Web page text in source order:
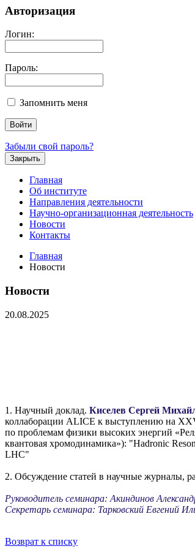
Авторизация
Логин:
Пароль:
Запомнить меня
Забыли свой пароль?
Закрыть
Главная
Об институте
Направления деятельности
Научно-организационная деятельность
Новости
Контакты
Главная
Новости
Новости
20.08.2025
1. Научный доклад. Киселев Сергей
коллаборации ALICE к выступлению на
по проблемам физики высоких энергий
квантовая хромодинамика»): "Hadronic
LHC"
2. Обсуждение статей в научные журналы,
Руководитель семинара: Акиндинов
Секретарь семинара: Тарковский Евгений
Возврат к списку